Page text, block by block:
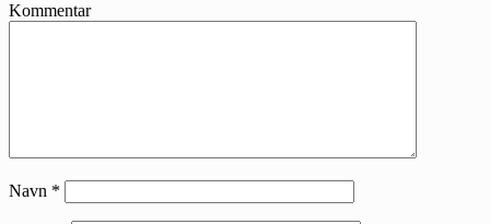
Kommentar
Navn *